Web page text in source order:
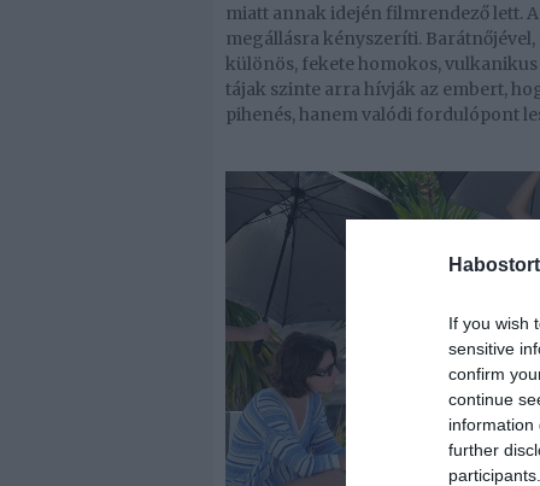
If you wish
sensitive
confirm
continue
information
further
miatt annak idején filmrendező lett.
megállásra kényszeríti.
különös, fekete homokos,
tájak szinte arra hívják az embert,
pihenés, hanem valódi fordulópont